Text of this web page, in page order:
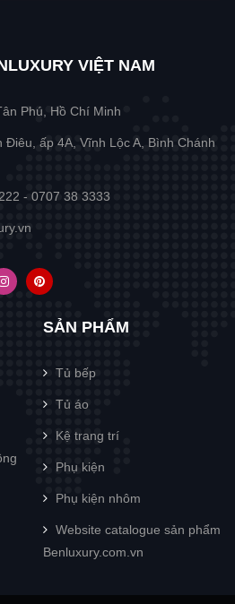
VIỆT NAM
Phú, Hồ Chí Minh
Điêu, ấp 4A, Vĩnh Lộc A, Bình Chánh
- 0707 38 3333
SẢN PHẨM
Tủ bếp
Tủ áo
Kệ trang trí
Phụ kiện
Phụ kiện nhôm
Website catalogue sản phẩm
Benluxury.com.vn